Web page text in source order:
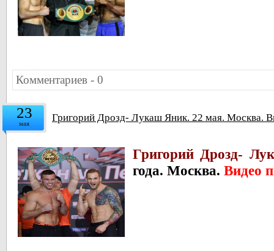
Комментариев - 0
23
мая Григорий Дрозд- Лукаш Яник. 22 мая. Москва.
Григорий Дрозд-
года. Москва. Видео